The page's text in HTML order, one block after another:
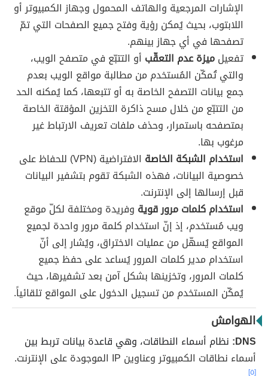
الإشارات المرجعية والهاتف المحمول وجهاز الكمبيوتر أو
اللابتوب، بحيث يُمكن رؤية وفتح جميع الصفحات التي تمّ
تصفحها في أي جهاز بينهم.
تفعيلميزة عدم التعقّب أو التتبّع في متصفح الويب،
والتي تُمكّن المُستخدم من مطالبة مواقع الويب بعدم
جمع بيانات التصفح الخاصة به أو تتبعها، كما يُمكنه الحد
من التتبّع من خلال مسح ذاكرة التخزين المؤقتة الخاصة
بمتصفحه باستمرار، وحذف ملفات تعريف الارتباط غير
مرغوب بها.
استخدام الشبكة الخاصة
الافتراضية (VPN) للحفاظ على
خصوصية البيانات، فهذه الشبكة تقوم بتشفير البيانات
قبل إرسالها إلى الإنترنت.
استخدام كلمات مرور قوية وفريدة ومختلفة لكلّ موقع
ويب مُستخدم، إذ إنّ استخدام كلمة مرور واحدة لجميع
المواقع يُسهّل من عمليات الاختراق، ويُشار إلى أنّ
استخدام مدير كلمات المرور يُساعد على حفظ جميع
كلمات المرور، وتخزينها بشكل آمن بعد تشفيرها، حيث
يُمكّن المستخدم من تسجيل الدخول على المواقع تلقائياً.
الهوامش
DNS: نظام أسماء النطاقات، وهي قاعدة بيانات تربط بين
أسماء نطاقات الكمبيوتر وعناوين IP الموجودة على الإنترنت.
[٥]